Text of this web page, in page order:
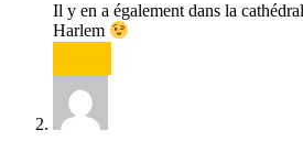
Il y en a également dans la
Harlem